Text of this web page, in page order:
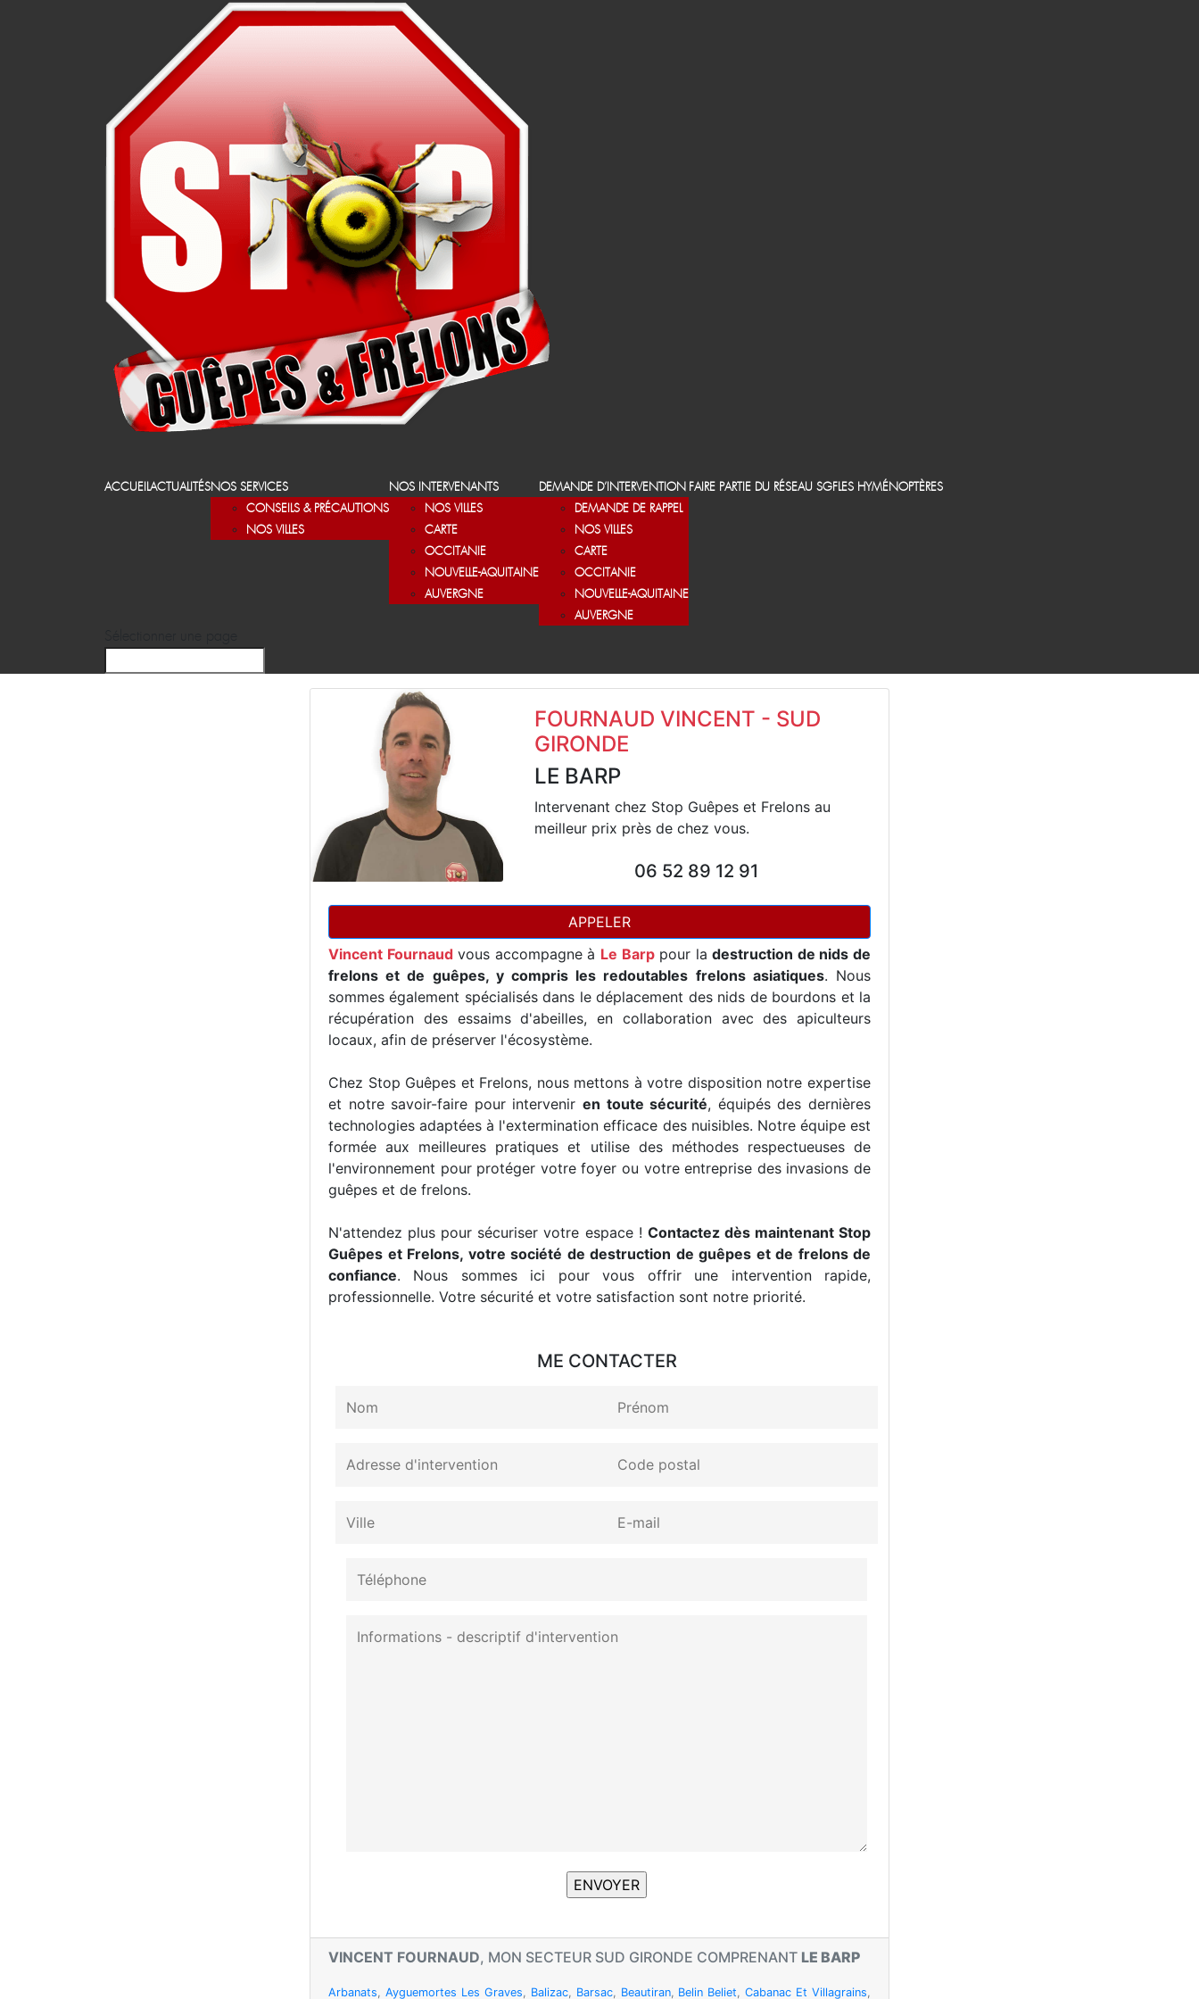
ACCUEILACTUALITÉSNOS SERVICES
CONSEILS & PRÉCAUTIONS
NOS VILLES
NOS INTERVENANTS
NOS VILLES
CARTE
OCCITANIE
NOUVELLE-AQUITAINE
AUVERGNE
DEMANDE D’INTERVENTION
DEMANDE DE RAPPEL
NOS VILLES
CARTE
OCCITANIE
NOUVELLE-AQUITAINE
AUVERGNE
FAIRE PARTIE DU RÉSEAU SGFLES HYMÉNOPTÈRES
FOURNAUD VINCENT - SUD
GIRONDE
LE BARP
Intervenant chez Stop Guêpes et Frelons au
meilleur prix près de chez vous.
06 52 89 12 91
APPELER
Vincent Fournaudvous accompagne à Le Barppour ladestruction de nids de
frelons et de guêpes, y compris les redoutables frelons asiatiques. Nous
sommes également spécialisés dans le déplacement des nids de bourdons et la
récupération des essaims d'abeilles, en collaboration avec des apiculteurs
locaux, afin de préserver l'écosystème.
Chez Stop Guêpes et Frelons, nous mettons à votre disposition notre expertise
et notre savoir-faire pour intervenir en toute sécurité, équipés des dernières
technologies adaptées à l'extermination efficace des nuisibles. Notre équipe est
formée aux meilleures pratiques et utilise des méthodes respectueuses de
l'environnement pour protéger votre foyer ou votre entreprise des invasions de
guêpes et de frelons.
N'attendez plus pour sécuriser votre espace ! Contactez dès maintenant Stop
Guêpes et Frelons, votre société de destruction de guêpes et de frelons de
confiance. Nous sommes ici pour vous offrir une intervention rapide,
professionnelle. Votre sécurité et votre satisfaction sont notre priorité.
ME CONTACTER
VINCENT FOURNAUD, MON SECTEUR SUD GIRONDE COMPRENANT LE BARP
Arbanats Ayguemortes Les Graves Balizac, Barsac, Beautiran, Belin Beliet ,Cabanac Et Villagrains